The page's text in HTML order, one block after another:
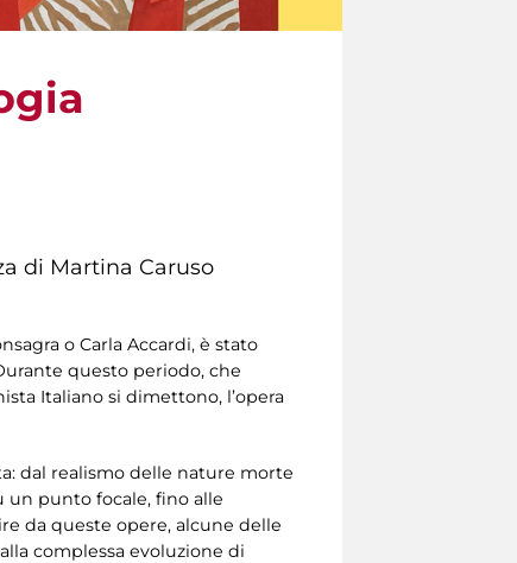
di Martina Caruso
o Carla Accardi, è stato
questo periodo, che
Italiano si dimettono, l’opera
dal realismo delle nature morte
un punto focale, fino alle
da queste opere, alcune delle
complessa evoluzione di